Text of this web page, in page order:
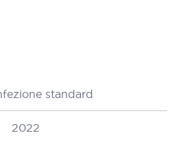
standard
2022